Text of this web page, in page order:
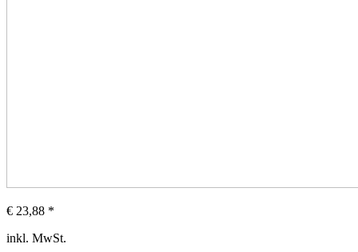
€ 23,88 *
inkl. MwSt.